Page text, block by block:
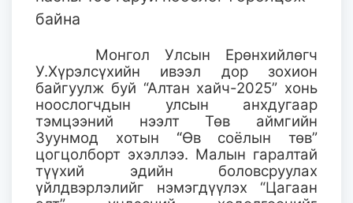
байна
Монгол Улсын Ерөнхийлөгч
У.Хүрэлсүхийн ивээл дор зохион
байгуулж буй “Алтан хайч-2025” хонь
ноослогчдын улсын анхдугаар
тэмцээний нээлт Төв аймгийн
Зуунмод хотын “Өв соёлын төв”
цогцолборт эхэллээ. Малын гаралтай
түүхий эдийн боловсруулах
үйлдвэрлэлийг нэмэгдүүлэх “Цагаан